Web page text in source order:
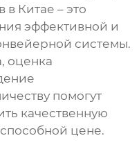
в Китае – это
эффективной и
системы.
оценка
помогут
качественную
цене.